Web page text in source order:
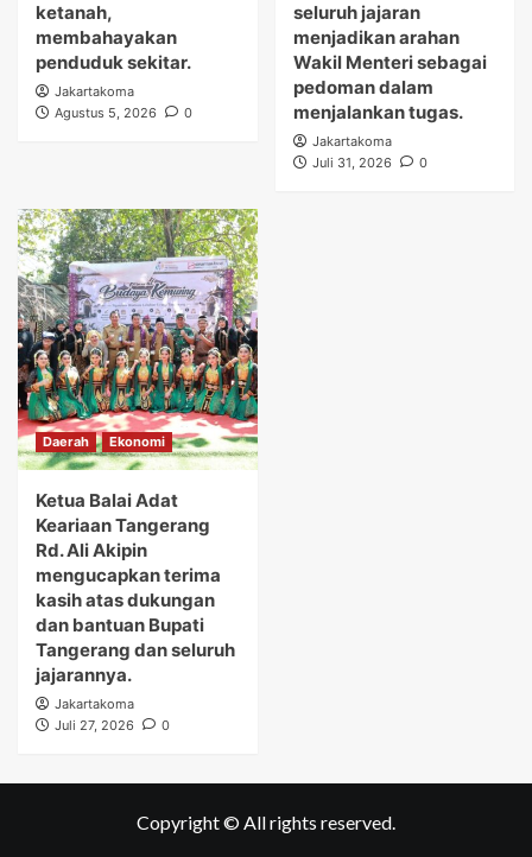
ketanah,
membahayakan
penduduk sekitar.
Jakartakoma
Agustus 5, 2026
0
seluruh jajaran
menjadikan arahan
Wakil Menteri sebagai
pedoman dalam
menjalankan tugas.
Jakartakoma
Juli 31, 2026
0
Daerah Ekonomi
Ketua Balai Adat
Keariaan Tangerang
Rd. Ali Akipin
mengucapkan terima
kasih atas dukungan
dan bantuan Bupati
Tangerang dan seluruh
jajarannya.
Jakartakoma
Juli 27, 2026
0
Copyright © All rights reserved.